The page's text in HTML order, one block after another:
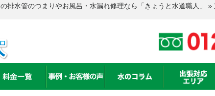
排水管のつまりやお風呂・水漏れ修理なら「きょうと水道職人」